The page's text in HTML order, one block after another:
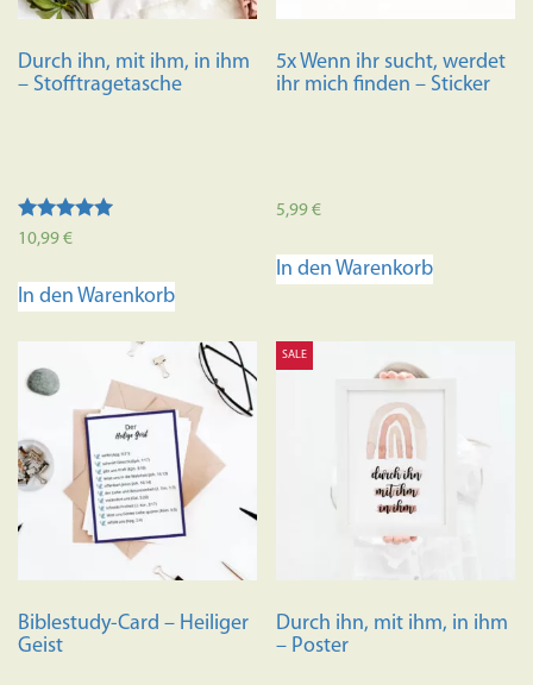
Durch ihn, mit ihm, in ihm
– Stofftragetasche
Bewertet mit
5.00
10,99€
In den Warenkorb
5x Wenn ihr sucht, werdet
ihr mich finden – Sticker
5,99€
In den Warenkorb
Biblestudy-Card – Heiliger
Geist
SALE
Durch ihn, mit ihm, in ihm
– Poster